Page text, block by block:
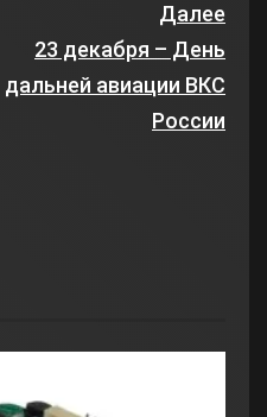
Далее
23 декабря – День
дальней авиации ВКС
России